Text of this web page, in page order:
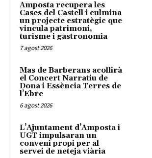
Amposta recupera les
Cases del Castell i culmina
un projecte estratègic que
vincula patrimoni,
turisme i gastronomia
7 agost 2026
Mas de Barberans acollirà
el Concert Narratiu de
Dona i Essència Terres de
l’Ebre
6 agost 2026
L’Ajuntament d’Amposta i
UGT impulsaran un
conveni propi per al
servei de neteja viària